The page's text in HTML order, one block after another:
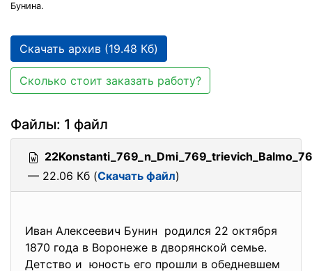
Бунина.
Скачать архив (19.48 Кб)
Сколько стоит заказать работу?
Файлы: 1 файл
— 22.06 Кб (Скачать файл)
Иван Алексеевич Бунин родился 22 октября
1870 года в Воронеже в дворянской семье.
Детство и юность его прошли в обедневшем